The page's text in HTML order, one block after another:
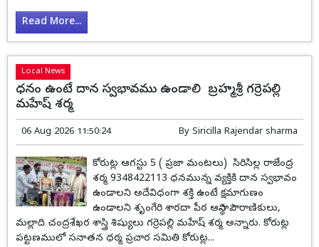
Read More...
Local News
ధనం ఉంటే దాన స్వభావము ఉండాలి బ్రహ్మశ్రీ గర్రెపల్లి
మహేష్ శర్మ
06 Aug 2026 11:50:24 By Siricilla Rajendar sharma
కోరుట్ల ఆగస్టు 5 ( ప్రజా మంటలు) సిరిసిల్ల రాజేంద్ర
శర్మ 9348422113 ధనమున్న వ్యక్తికి దాన స్వభావం
ఉండాలని అదేవిధంగా శక్తి ఉంటే క్షమాగుణం
ఉండాలని శృంగేరి శారదా పీఠ ఆస్థాన పౌరాణికులు,
మల్లాది చంద్రశేఖర శాస్త్రి శిష్యులు గర్రెపల్లి మహేష్ శర్మ అన్నారు. కోరుట్ల
పట్టణములో సనాతన ధర్మ ప్రచార సమితి కోరుట్ల...